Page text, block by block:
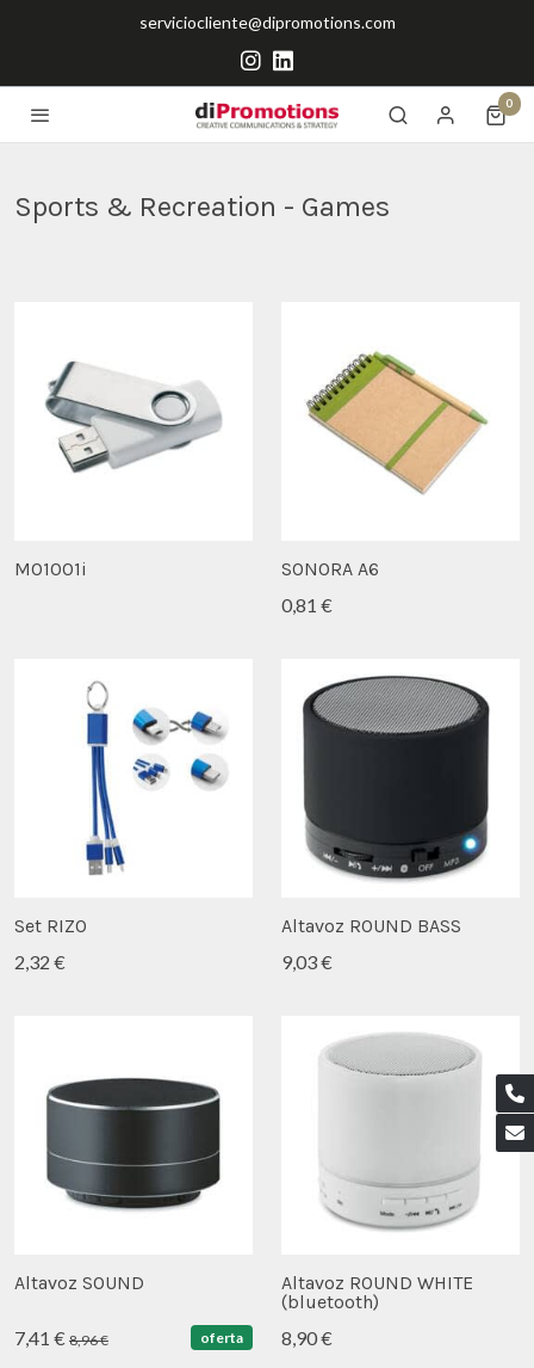
serviciocliente@dipromotions.com
0
Sports & Recreation - Games
MO1001i
SONORA A6
0,81 €
Set RIZO
2,32 €
Altavoz ROUND BASS
9,03 €
Altavoz SOUND
7,41 € 8,96 € oferta
Altavoz ROUND WHITE
(bluetooth)
8,90 €